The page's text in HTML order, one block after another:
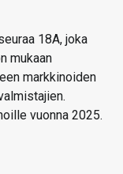
18A, joka
mukaan
markkinoiden
vuonna 2025.